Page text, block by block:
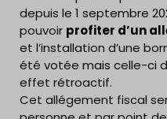
depuis le 1 septembre
pouvoir profiter d’un
et l’installation d’une
été votée mais celle-ci
effet rétroactif.
Cet allégement fiscal